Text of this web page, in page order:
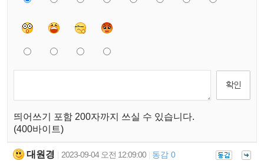
띄어쓰기 포함 200자까지 쓰실 수 있습니다.
(400바이트)
대원경 2023-09-04 오전 12:09:00 동감 0